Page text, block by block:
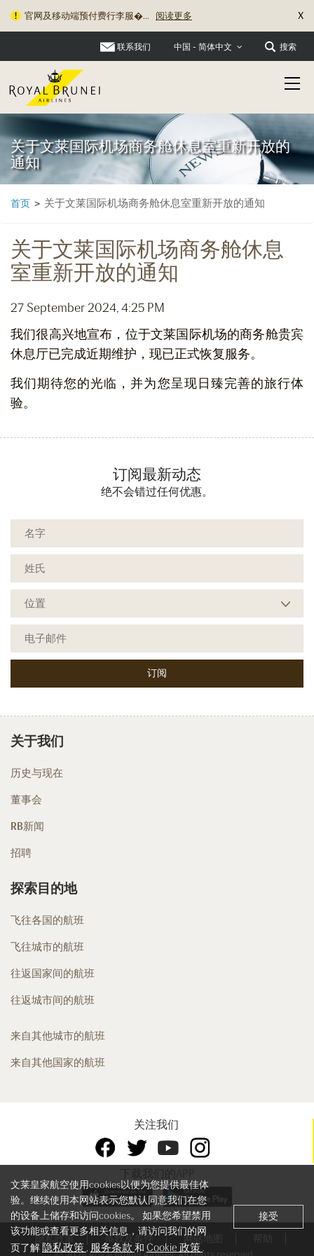
官网及移动端预付费行李服�... 阅读更多 X
联系我们 中国 - 简体中文 搜索
关于文莱国际机场商务舱休息室重新开放的
通知
首页 > 关于文莱国际机场商务舱休息室重新开放的通知
关于文莱国际机场商务舱休息
室重新开放的通知
27 September 2024, 4:25 PM
我们很高兴地宣布，位于文莱国际机场的商务舱贵宾
休息厅已完成近期维护，现已正式恢复服务。
我们期待您的光临，并为您呈现日臻完善的旅行体
验。
订阅最新动态
绝不会错过任何优惠。
关于我们
历史与现在
董事会
RB新闻
招聘
探索目的地
飞往各国的航班
飞往城市的航班
往返国家间的航班
往返城市间的航班
来自其他城市的航班
来自其他国家的航班
关注我们
下载我们的APP
隐私政策 条款及条件 网站地图
文莱皇家航空使用cookies以便为您提供最佳体
验。继续使用本网站表示您默认同意我们在您
的设备上储存和访问cookies。 如果您希望禁用
该功能或查看更多相关信息，请访问我们的网
页了解 隐私政策 , 服务条款 和 Cookie 政策.
接受